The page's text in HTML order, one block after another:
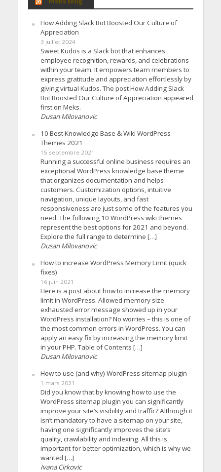
How Adding Slack Bot Boosted Our Culture of
Appreciation
3 juillet 2024
Sweet Kudos is a Slack bot that enhances
employee recognition, rewards, and celebrations
within your team. It empowers team members to
express gratitude and appreciation effortlessly by
giving virtual Kudos. The post How Adding Slack
Bot Boosted Our Culture of Appreciation appeared
first on Meks.
Dusan Milovanovic
10 Best Knowledge Base & Wiki WordPress
Themes 2021
15 septembre 2021
Running a successful online business requires an
exceptional WordPress knowledge base theme
that organizes documentation and helps
customers. Customization options, intuitive
navigation, unique layouts, and fast
responsiveness are just some of the features you
need. The following 10 WordPress wiki themes
represent the best options for 2021 and beyond.
Explore the full range to determine […]
Dusan Milovanovic
How to increase WordPress Memory Limit (quick
fixes)
16 juin 2021
Here is a post about how to increase the memory
limit in WordPress. Allowed memory size
exhausted error message showed up in your
WordPress installation? No worries – this is one of
the most common errors in WordPress. You can
apply an easy fix by increasing the memory limit
in your PHP. Table of Contents […]
Dusan Milovanovic
How to use (and why) WordPress sitemap plugin
1 mars 2021
Did you know that by knowing how to use the
WordPress sitemap plugin you can significantly
improve your site’s visibility and traffic? Although it
isn’t mandatory to have a sitemap on your site,
having one significantly improves the site’s
quality, crawlability and indexing. All this is
important for better optimization, which is why we
wanted […]
Ivana Cirkovic